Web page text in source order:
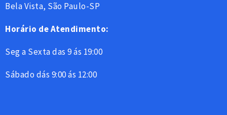
Bela Vista, São Paulo-SP
Horário de Atendimento:
Seg a Sexta das 9 ás 19:00
Sábado dás 9:00 ás 12:00